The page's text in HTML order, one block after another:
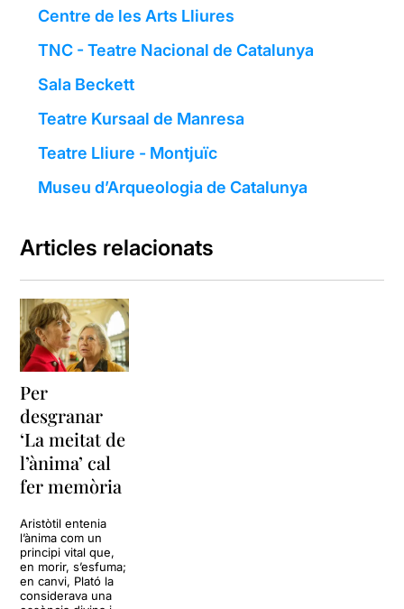
Centre de les Arts Lliures
TNC - Teatre Nacional de Catalunya
Sala Beckett
Teatre Kursaal de Manresa
Teatre Lliure - Montjuïc
Museu d’Arqueologia de Catalunya
Articles relacionats
Per
desgranar
‘La meitat de
l’ànima’ cal
fer memòria
Aristòtil entenia
l’ànima com un
principi vital que,
en morir, s’esfuma;
en canvi, Plató la
considerava una